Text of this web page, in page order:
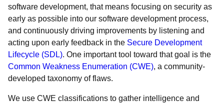
software development, that means focusing on security as
early as possible into our software development process,
and continuously driving improvements by listening and
acting upon early feedback in the Secure Development
Lifecycle (SDL). One important tool toward that goal is the
Common Weakness Enumeration (CWE), a community-
developed taxonomy of flaws.
We use CWE classifications to gather intelligence and